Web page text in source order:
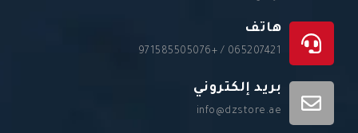
هاتف
065207421 / +971585505076
بريد إلكتروني
info@dzstore.ae